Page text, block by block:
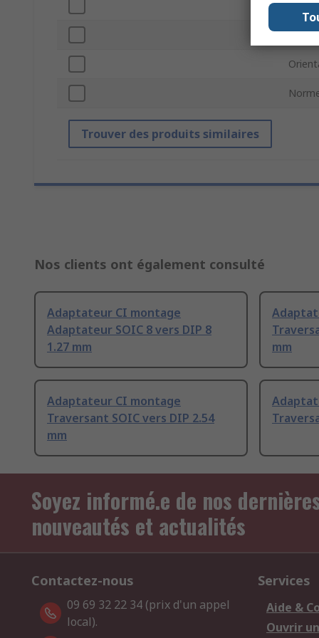
Pas
Type
Trouver des produits similaires
Nos clients ont également consulté
Adaptateur CI montage
Adaptateur SOIC 8 vers DIP 8
1.27 mm
mm
Adaptateur CI montage
Traversant SOIC vers DIP 2.54
mm
Soyez informé.e de nos
nouveautés et actualités
Contactez-nous
09 69 32 22 34 (prix d'un appel
local).
Services
Aide &
Ouvrir